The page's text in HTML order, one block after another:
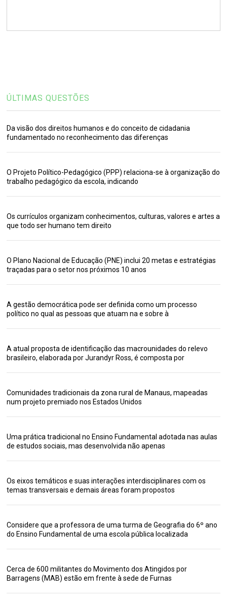
ÚLTIMAS QUESTÕES
Da visão dos direitos humanos e do conceito de cidadania
fundamentado no reconhecimento das diferenças
O Projeto Político-Pedagógico (PPP) relaciona-se à organização do
trabalho pedagógico da escola, indicando
Os currículos organizam conhecimentos, culturas, valores e artes a
que todo ser humano tem direito
O Plano Nacional de Educação (PNE) inclui 20 metas e estratégias
traçadas para o setor nos próximos 10 anos
A gestão democrática pode ser definida como um processo
político no qual as pessoas que atuam na e sobre à
A atual proposta de identificação das macrounidades do relevo
brasileiro, elaborada por Jurandyr Ross, é composta por
Comunidades tradicionais da zona rural de Manaus, mapeadas
num projeto premiado nos Estados Unidos
Uma prática tradicional no Ensino Fundamental adotada nas aulas
de estudos sociais, mas desenvolvida não apenas
Os eixos temáticos e suas interações interdisciplinares com os
temas transversais e demais áreas foram propostos
Considere que a professora de uma turma de Geografia do 6º ano
do Ensino Fundamental de uma escola pública localizada
Cerca de 600 militantes do Movimento dos Atingidos por
Barragens (MAB) estão em frente à sede de Furnas